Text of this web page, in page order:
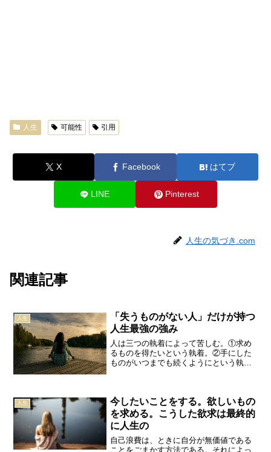
人生 可能性 引用
X Facebook はてブ
LINE Pinterest
人生の気づき.com
関連記事
人生
「失うものがない人」だけが持つ
人生最強の強み
人は三つの執着によって苦しむ。①求め
るものを得たいという執着。②手にした
ものがいつまでも続くようにという執
か。それは、苦しい現実そのも...
人生
今したいことをする。欲しいもの
を求める。こうした欲求は最終的
に人生の
自己浪費は、ときに自分が無価値である
ことをごまかす方法である。それによっ